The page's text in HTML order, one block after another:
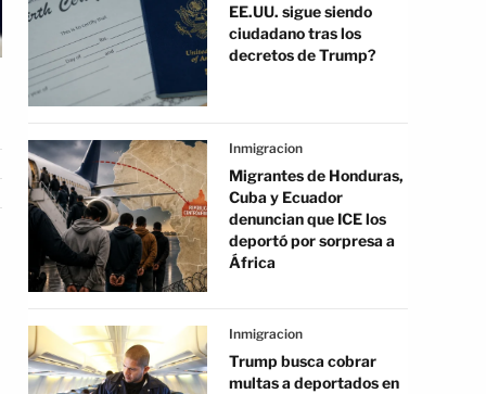
EE.UU. sigue siendo
ciudadano tras los
decretos de Trump?
Inmigracion
Migrantes de Honduras,
Cuba y Ecuador
denuncian que ICE los
deportó por sorpresa a
África
Inmigracion
Trump busca cobrar
multas a deportados en